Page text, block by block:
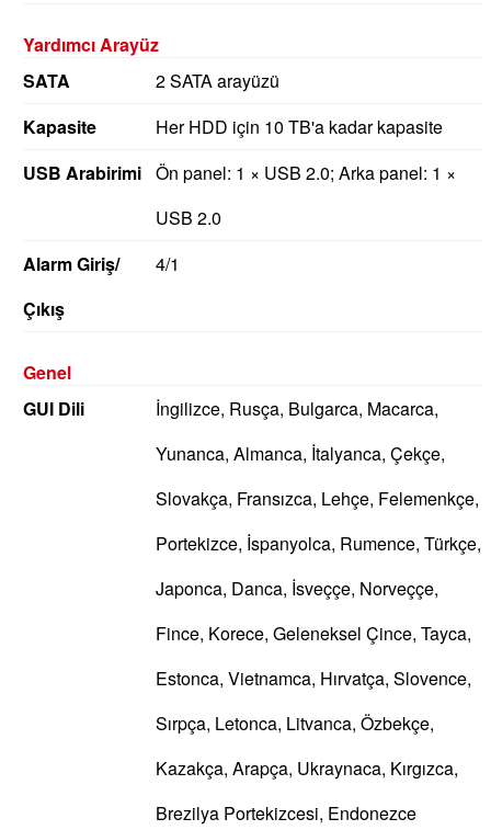
Yardımcı Arayüz
SATA
2 SATA arayüzü
Kapasite
Her HDD için 10 TB'a kadar kapasite
USB Arabirimi Ön panel: 1 × USB 2.0; Arka panel: 1 ×
USB 2.0
Alarm Giriş/
Çıkış
4/1
Genel
GUI Dili
İngilizce, Rusça, Bulgarca, Macarca,
Yunanca, Almanca, İtalyanca, Çekçe,
Slovakça, Fransızca, Lehçe, Felemenkçe,
Portekizce, İspanyolca, Rumence, Türkçe,
Japonca, Danca, İsveççe, Norveççe,
Fince, Korece, Geleneksel Çince, Tayca,
Estonca, Vietnamca, Hırvatça, Slovence,
Sırpça, Letonca, Litvanca, Özbekçe,
Kazakça, Arapça, Ukraynaca, Kırgızca,
Brezilya Portekizcesi, Endonezce